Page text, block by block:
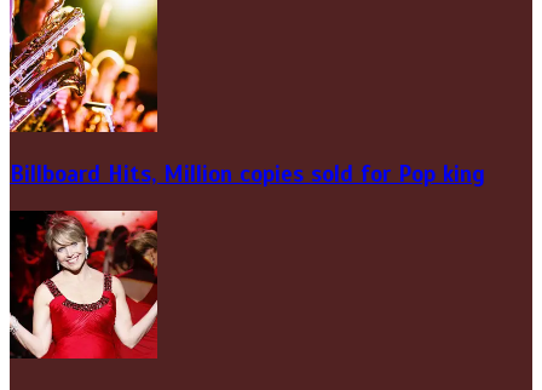
Billboard Hits, Million copies sold for Pop king